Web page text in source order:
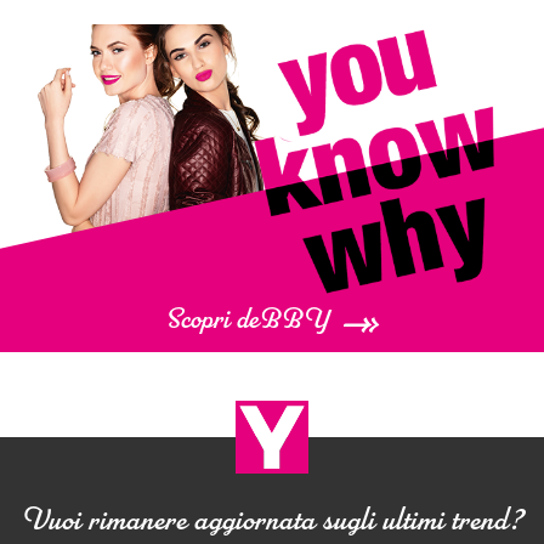
Scopri deBBY
Vuoi rimanere aggiornata sugli ultimi trend?